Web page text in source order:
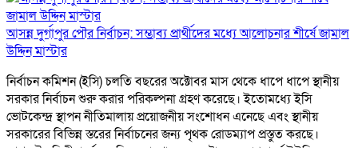
আসন্ন দুর্গাপুর পৌর নির্বাচন: সম্ভাব্য প্রার্থীদের মধ্যে আলোচনার শীর্ষে জামাল
উদ্দিন মাস্টার
নির্বাচন কমিশন (ইসি) চলতি বছরের অক্টোবর মাস থেকে ধাপে ধাপে স্থানীয়
সরকার নির্বাচন শুরু করার পরিকল্পনা গ্রহণ করেছে। ইতোমধ্যে ইসি
ভোটকেন্দ্র স্থাপন নীতিমালায় প্রয়োজনীয় সংশোধন এনেছে এবং স্থানীয়
সরকারের বিভিন্ন স্তরের নির্বাচনের জন্য পৃথক রোডম্যাপ প্রস্তুত করছে।